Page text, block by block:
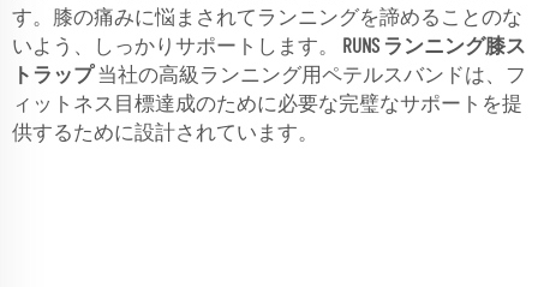
す。膝の痛みに悩まされてランニングを諦めることのな
いよう、しっかりサポートします。
RUNS ランニング膝ス
トラップ当社の高級ランニング用ペテルスバンドは、フ
ィットネス目標達成のために必要な完璧なサポートを提
供するために設計されています。